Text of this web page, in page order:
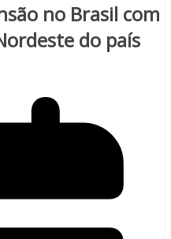
no Brasil com
do país